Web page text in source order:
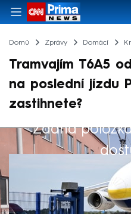
Domů Zprávy Domácí
Tramvajím T6A5
na poslední jízdu
zastihnete?
Žádná
Výběr redakce